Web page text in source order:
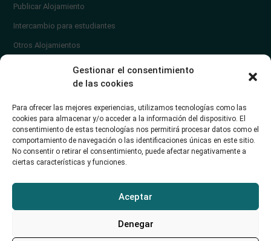
Gestionar el consentimiento
de las cookies
Para ofrecer las mejores experiencias, utilizamos tecnologías como las
cookies para almacenar y/o acceder a la información del dispositivo. El
consentimiento de estas tecnologías nos permitirá procesar datos como el
comportamiento de navegación o las identificaciones únicas en este sitio.
No consentir o retirar el consentimiento, puede afectar negativamente a
ciertas características y funciones.
Aceptar
Denegar
Publicar Alojamiento
Intercambio para estudiantes
Otros Alojamientos
¿Cómo publicar un anuncio?
Contacto
soporte@alojamientounican.es